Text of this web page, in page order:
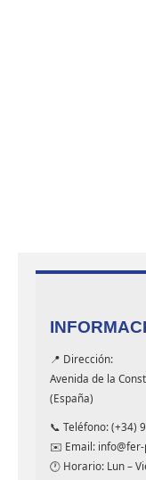
📍 Dirección:
Avenida de la
(España)
📞 Teléfono: (+34)
✉️ Email: info@fer-
🕐 Horario: Lun –